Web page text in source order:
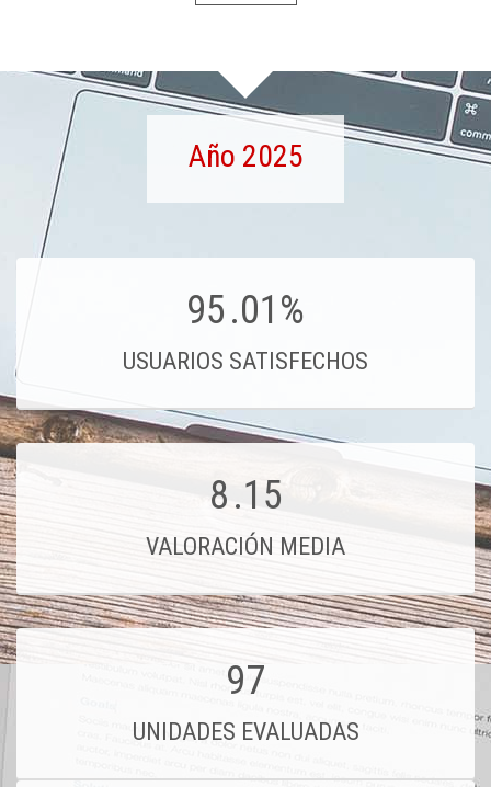
Año 2025
95.01%
USUARIOS SATISFECHOS
8.15
VALORACIÓN MEDIA
97
UNIDADES EVALUADAS